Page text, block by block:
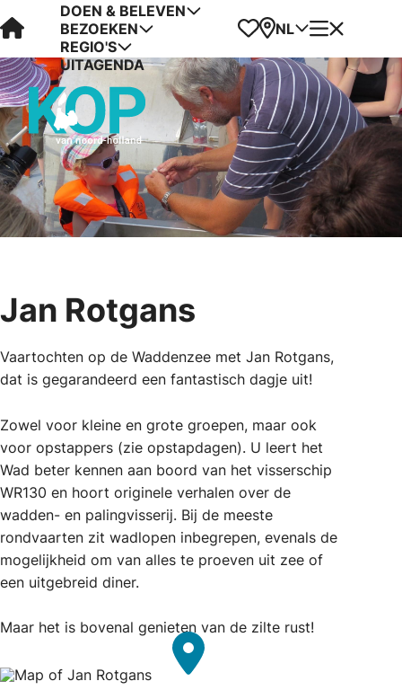
Visit Kop van Holland
DOEN & BELEVEN
BEZOEKEN
REGIO'S
UITAGENDA
Favorieten
Kaart
NL Menu
Jan Rotgans
Vaartochten op de Waddenzee met Jan Rotgans,
dat is gegarandeerd een fantastisch dagje uit!
Zowel voor kleine en grote groepen, maar ook
voor opstappers (zie opstapdagen). U leert het
Wad beter kennen aan boord van het visserschip
WR130 en hoort originele verhalen over de
wadden- en palingvisserij. Bij de meeste
rondvaarten zit wadlopen inbegrepen, evenals de
mogelijkheid om van alles te proeven uit zee of
een uitgebreid diner.
Maar het is bovenal genieten van de zilte rust!